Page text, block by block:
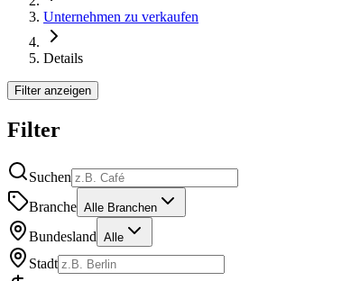
Unternehmen zu verkaufen
Details
Filter anzeigen
Filter
Suchen
Branche Alle Branchen
Bundesland Alle
Stadt